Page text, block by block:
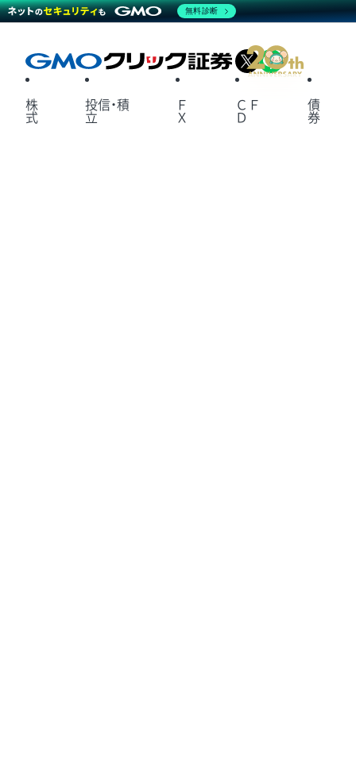
X
株
式
投信・積
立
Ｆ
Ｘ
ＣＦ
Ｄ
債
券
無料診断